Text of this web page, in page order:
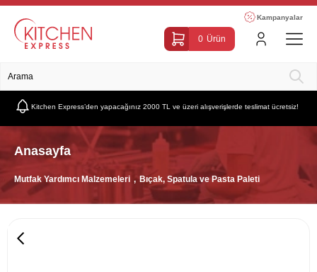
Kampanyalar
0 Ürün
Kitchen Express’den yapacağınız 2000 TL ve üzeri alışverişlerde teslimat ücretsiz!
Anasayfa
Mutfak Yardımcı Malzemeleri Bıçak, Spatula ve Pasta Paleti